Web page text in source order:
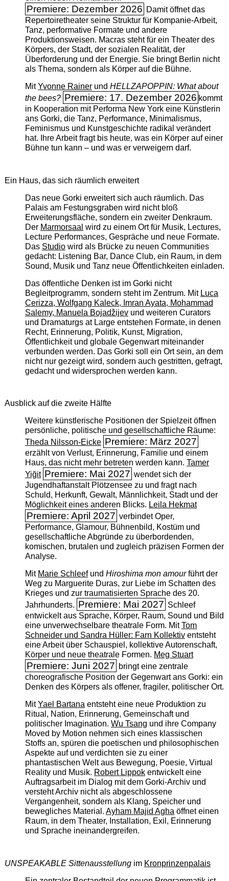
Premiere: Dezember 2026 Damit öffnet das
Repertoiretheater seine Struktur für Kompanie-Arbeit,
Tanz, performative Formate und andere
Produktionsweisen. Macras steht für ein Theater des
Körpers, der Stadt, der sozialen Realität, der
Überforderung und der Energie. Sie bringt Berlin nicht
als Thema, sondern als Körper auf die Bühne.
MitYvonne Rainerund HELLZAPOPPIN: What about
the bees? Premiere: 17. Dezember 2026 kommt
in Kooperation mit Performa New York eine Künstlerin
ans Gorki, die Tanz, Performance, Minimalismus,
Feminismus und Kunstgeschichte radikal verändert
hat. Ihre Arbeit fragt bis heute, was ein Körper auf einer
Bühne tun kann – und was er verweigern darf.
Ein Haus, das sich räumlich erweitert
Das neue Gorki erweitert sich auch räumlich. Das
Palais am Festungsgraben wird nicht bloß
Erweiterungsfläche, sondern ein zweiter Denkraum.
Der Marmorsaal wird zu einem Ort für Musik, Lectures,
Lecture Performances, Gespräche und neue Formate.
Das Studiowird als Brücke zu neuen Communities
gedacht: Listening Bar, Dance Club, ein Raum, in dem
Sound, Musik und Tanz neue Öffentlichkeiten einladen.
Das öffentliche Denken ist im Gorki nicht
Begleitprogramm, sondern steht im Zentrum. Mit Luca
Cerizza, Wolfgang Kaleck, Imran Ayata, Mohammad
Salemy, Manuela Bojadžijevund weiteren Curators
und Dramaturgs at Large entstehen Formate, in denen
Recht, Erinnerung, Politik, Kunst, Migration,
Öffentlichkeit und globale Gegenwart miteinander
verbunden werden. Das Gorki soll ein Ort sein, an dem
nicht nur gezeigt wird, sondern auch gestritten, gefragt,
gedacht und widersprochen werden kann.
Ausblick auf die zweite Hälfte
Weitere künstlerische Positionen der Spielzeit öffnen
persönliche, politische und gesellschaftliche Räume:
Theda Nilsson-Eicke Premiere: März 2027
erzählt von Verlust, Erinnerung, Familie und einem
Haus, das nicht mehr betreten werden kann. Tamer
Yiğit Premiere: Mai 2027 wendet sich der
Jugendhaftanstalt Plötzensee zu und fragt nach
Schuld, Herkunft, Gewalt, Männlichkeit, Stadt und der
Möglichkeit eines anderen Blicks. Leila Hekmat
Premiere: April 2027 verbindet Oper,
Performance, Glamour, Bühnenbild, Kostüm und
gesellschaftliche Abgründe zu überbordenden,
komischen, brutalen und zugleich präzisen Formen der
Analyse.
Mit Marie Schleefund Hiroshima mon amourführt der
Weg zu Marguerite Duras, zur Liebe im Schatten des
Krieges und zur traumatisierten Sprache des 20.
Jahrhunderts. Premiere: Mai 2027 Schleef
entwickelt aus Sprache, Körper, Raum, Sound und Bild
eine unverwechselbare theatrale Form. MitTom
Schneider und Sandra Hüller: Farn Kollektiventsteht
eine Arbeit über Schauspiel, kollektive Autorenschaft,
Körper und neue theatrale Formen. Meg Stuart
Premiere: Juni 2027 bringt eine zentrale
choreografische Position der Gegenwart ans Gorki: ein
Denken des Körpers als offener, fragiler, politischer Ort.
MitYael Bartanaentsteht eine neue Produktion zu
Ritual, Nation, Erinnerung, Gemeinschaft und
politischer Imagination. Wu Tsang und ihre Company
Moved by Motion nehmen sich eines klassischen
Stoffs an, spüren die poetischen und philosophischen
Aspekte auf und verdichten sie zu einer
phantastischen Welt aus Bewegung, Poesie, Virtual
Reality und Musik. Robert Lippokentwickelt eine
Auftragsarbeit im Dialog mit dem Gorki-Archiv und
versteht Archiv nicht als abgeschlossene
Vergangenheit, sondern als Klang, Speicher und
bewegliches Material. Ayham Majid Aghaöffnet einen
Raum, in dem Theater, Installation, Exil, Erinnerung
und Sprache ineinandergreifen.
UNSPEAKABLE Sittenausstellungim Kronprinzenpalais